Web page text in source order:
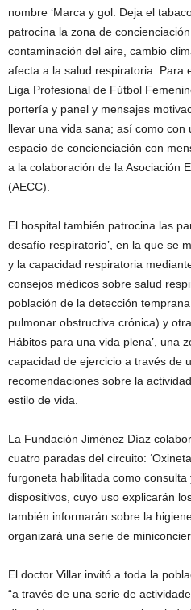
nombre ‘Marca y gol. Deja el
patrocina la zona de
contaminación del aire, cambio
afecta a la salud respiratoria. Para
Liga Profesional de Fútbol
portería y panel y mensajes
llevar una vida sana; así como con
espacio de concienciación con
a la colaboración de la Asociación
(AECC).
El hospital también patrocina las
desafío respiratorio’, en la que se
y la capacidad respiratoria
consejos médicos sobre salud
población de la detección
pulmonar obstructiva crónica) y
Hábitos para una vida plena’, una
capacidad de ejercicio a través de
recomendaciones sobre la
estilo de vida.
La Fundación Jiménez Díaz
cuatro paradas del circuito:
furgoneta habilitada como
dispositivos, cuyo uso explicarán
también informarán sobre la
organizará una serie de
El doctor Villar invitó a toda la
“a través de una serie de